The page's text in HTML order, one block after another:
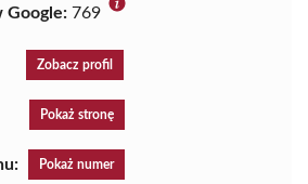
Google: 769
Zobacz profil
Pokaż stronę
Pokaż numer